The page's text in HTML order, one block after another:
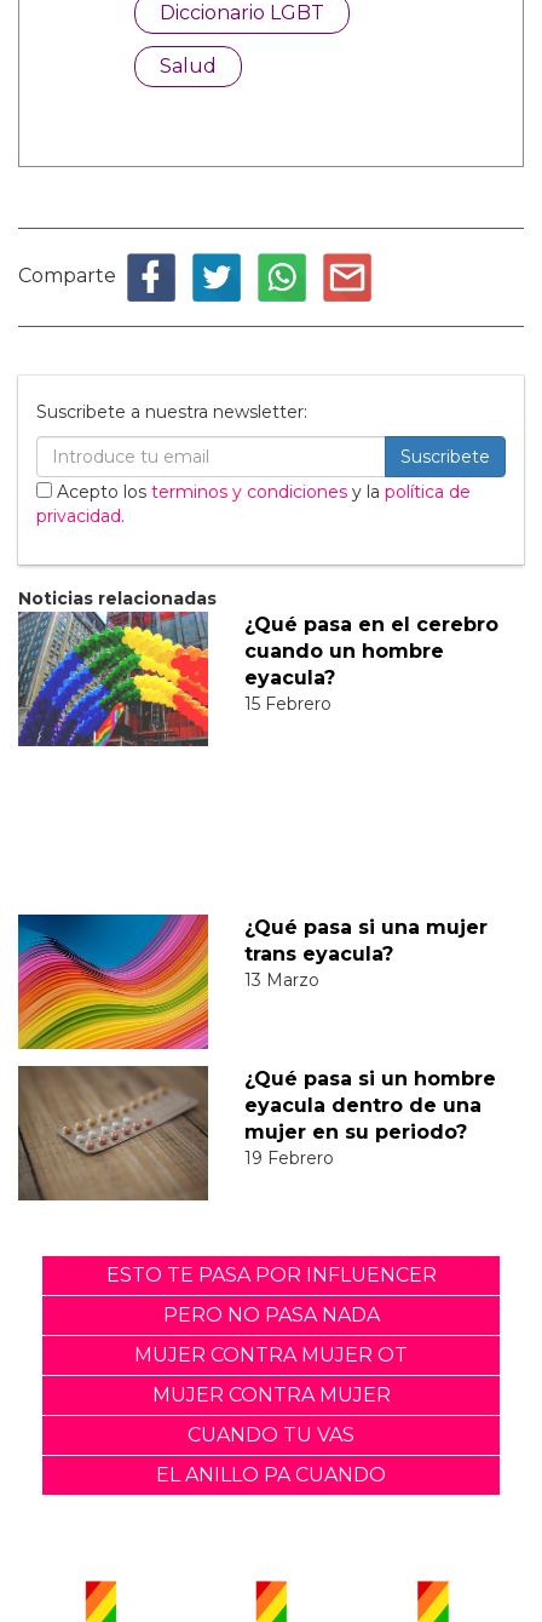
Diccionario LGBT
Salud
Comparte
Suscribete a nuestra newsletter:
Suscribete
Acepto los terminos y condiciones y la política de
privacidad.
Noticias relacionadas
¿Qué pasa en el cerebro
cuando un hombre
eyacula?
15 Febrero
¿Qué pasa si una mujer
trans eyacula?
13 Marzo
¿Qué pasa si un hombre
eyacula dentro de una
mujer en su periodo?
19 Febrero
ESTO TE PASA POR INFLUENCER
PERO NO PASA NADA
MUJER CONTRA MUJER OT
MUJER CONTRA MUJER
CUANDO TU VAS
EL ANILLO PA CUANDO